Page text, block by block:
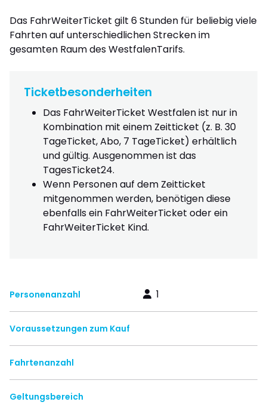
Das FahrWeiterTicket gilt 6 Stunden für beliebig viele
Fahrten auf unterschiedlichen Strecken im
gesamten Raum des WestfalenTarifs.
Ticketbesonderheiten
Das FahrWeiterTicket Westfalen ist nur in
Kombination mit einem Zeitticket (z. B. 30
TageTicket, Abo, 7 TageTicket) erhältlich
und gültig. Ausgenommen ist das
TagesTicket24.
Wenn Personen auf dem Zeitticket
mitgenommen werden, benötigen diese
ebenfalls ein FahrWeiterTicket oder ein
FahrWeiterTicket Kind.
Personenanzahl 1
Voraussetzungen zum Kauf
Fahrtenanzahl
Geltungsbereich